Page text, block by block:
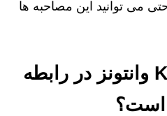
می توانید این مصاحبه ها
حواشی Koorosh وانتونز در رابطه
است؟